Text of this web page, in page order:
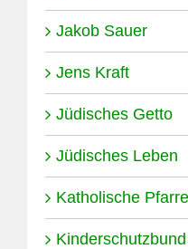
Jakob Sauer
Jens Kraft
Jüdisches Getto
Jüdisches Leben
Katholische
Kinderschutzbund